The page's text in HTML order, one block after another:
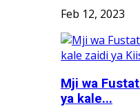
Feb 12, 2023
Mji wa
ya kale...